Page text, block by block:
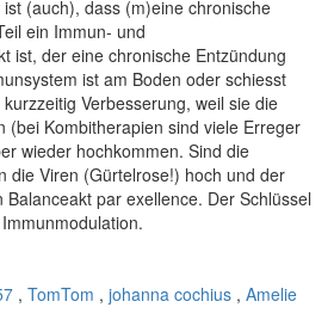
(auch), dass (m)eine chronische
ein Immun- und
ist, der eine chronische Entzündung
ist am Boden oder schiesst
Verbesserung, weil sie die
(bei Kombitherapien sind viele Erreger
wieder hochkommen. Sind die
die Viren (Gürtelrose!) hoch und der
par exellence. Der Schlüssel
, TomTom , johanna cochius , Amelie